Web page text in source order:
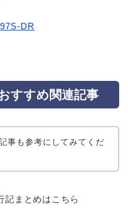
DR
すすめ関連記事
事も参考にしてみてくだ
記まとめはこちら